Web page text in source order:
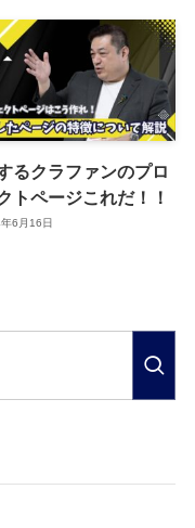
るクラファンのプロ
トページこれだ！！
6月16日